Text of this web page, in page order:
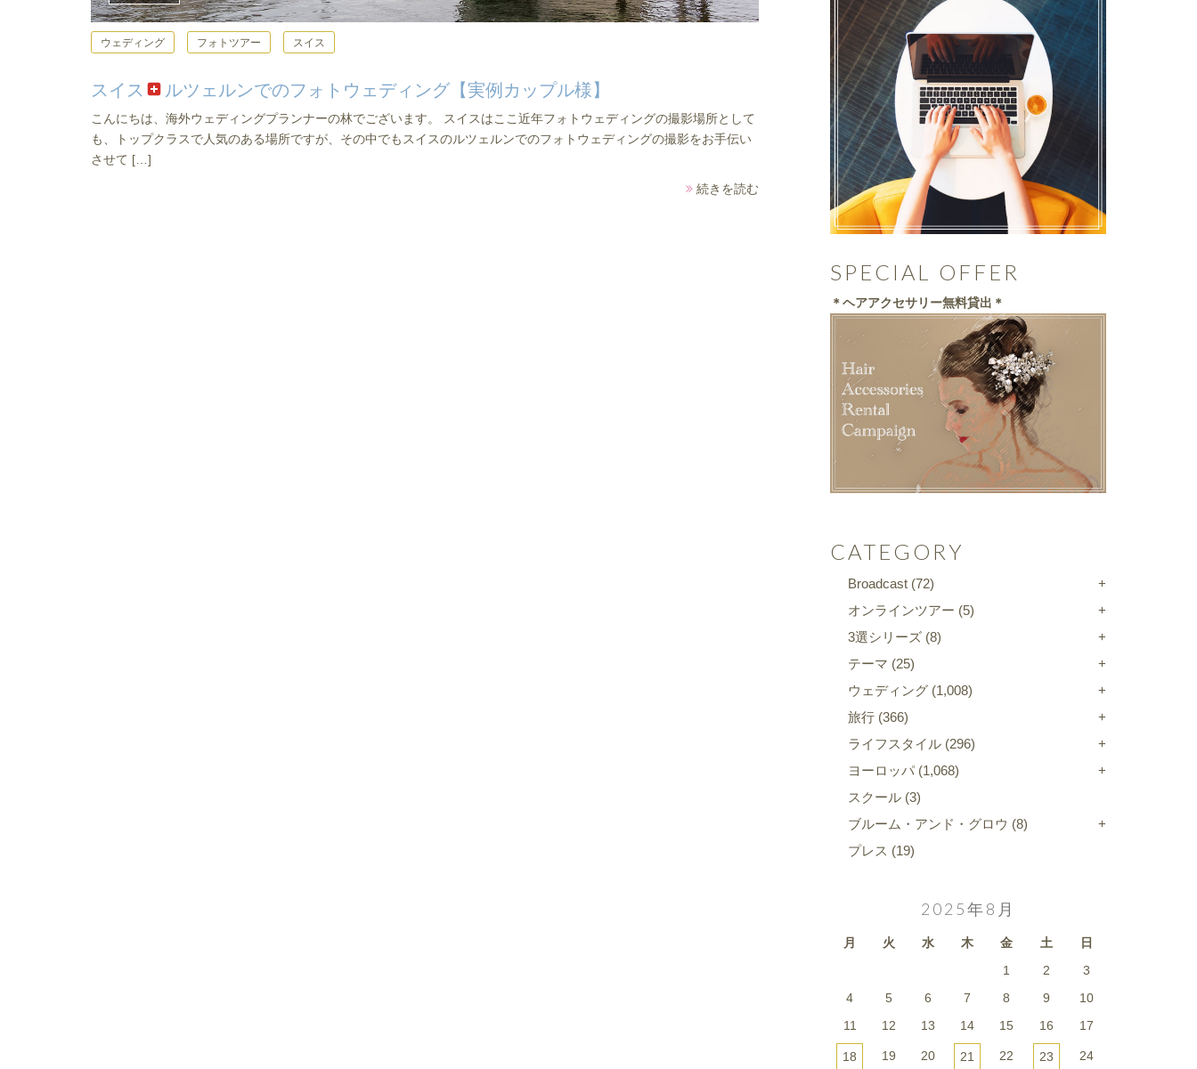
ウェディング フォトツアー スイス
スイス ルツェルンでのフォトウェディング【実例カップル様】
こんにちは、海外ウェディングプランナーの林でございます。 スイスはここ近年フォトウェディングの撮影場所として
も、トップクラスで人気のある場所ですが、その中でもスイスのルツェルンでのフォトウェディングの撮影をお手伝い
させて […]
続きを読む
SPECIAL OFFER
＊ヘアアクセサリー無料貸出＊
CATEGORY
Broadcast (72)
オンラインツアー (5)
3選シリーズ (8)
テーマ (25)
ウェディング (1,008)
旅行 (366)
ライフスタイル (296)
ヨーロッパ(1,068)
スクール (3)
ブルーム・アンド・グロウ (8)
プレス (19)
2025年8月
月 火 水 木 金 土
日
1
2
3
4
5 6 7 8 9
10
11
12 13 14 15 16 17
18 19 20 21 22 23 24